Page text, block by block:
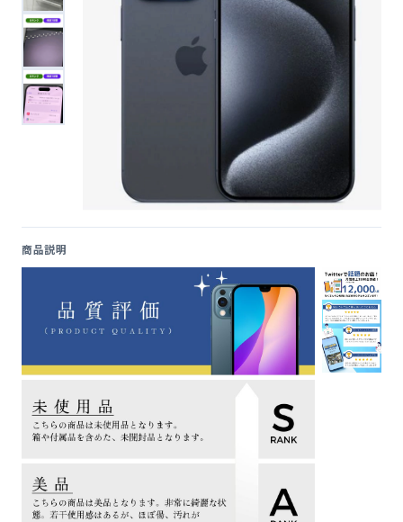
便利ツール
お問い合わせ
オンラインショップ
ログインする
商品説明